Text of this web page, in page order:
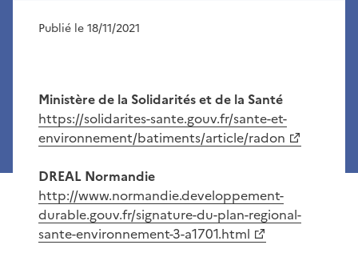
Publié le 18/11/2021
Ministère de la Solidarités et de la Santé
https://solidarites-sante.gouv.fr/sante-et-
environnement/batiments/article/radon
DREAL Normandie
http://www.normandie.developpement-
durable.gouv.fr/signature-du-plan-regional-
sante-environnement-3-a1701.html